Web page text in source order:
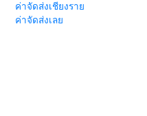
ค่าจัดส่งเชียงราย
ค่าจัดส่งเลย